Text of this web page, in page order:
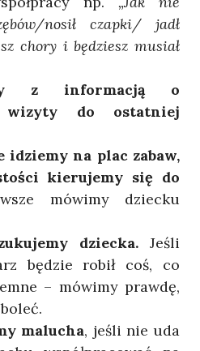
nosił czapki/ jadł
chory i będziesz musiał
z informacją o
wizyty do ostatniej
idziemy na plac zabaw,
kierujemy się do
mówimy dziecku
dziecka. Jeśli
będzie robił coś, co
– mówimy prawdę,
malucha, jeśli nie uda